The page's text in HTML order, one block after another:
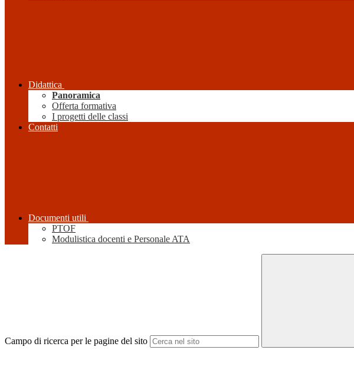
Didattica
Panoramica
Offerta formativa
I progetti delle classi
Contatti
Documenti utili
PTOF
Modulistica docenti e Personale ATA
Campo di ricerca per le pagine del sito